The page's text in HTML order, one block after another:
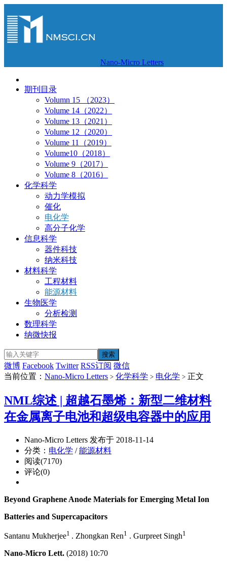
Nano-Micro Letters
期刊目录
Volumn 15 （2023）
Volume 14（2022）
Volume 13（2021）
Volume 12（2020）
Volume 11（2019）
Volume10（2018）
Volume 9（2017）
Volume 8（2016）
化学科学
动力学模拟
催化
电化学
高分子化学
信息科学
器件科技
纳米科技
材料科学
工程材料
能源材料
生物医学
分析检测
数理科学
纳微快报
微博 Facebook Twitter RSS订阅 微信
当前位置： Nano-Micro Letters > 化学科学 > 电化学 > 正文
NML综述 | 超越石墨烯：新型二维材料
在金属离子电池和超级电容器中的应用
Nano-Micro Letters 发布于 2018-11-14
分类： 电化学 /能源材料
阅读(7170)
评论(0)
Beyond Graphene Anode Materials for Emerging Metal Ion
Batteries and Supercapacitors
Santanu Mukherjee1 . Zhongkan Ren1 . Gurpreet Singh1
Nano-Micro Lett. (2018) 10:70